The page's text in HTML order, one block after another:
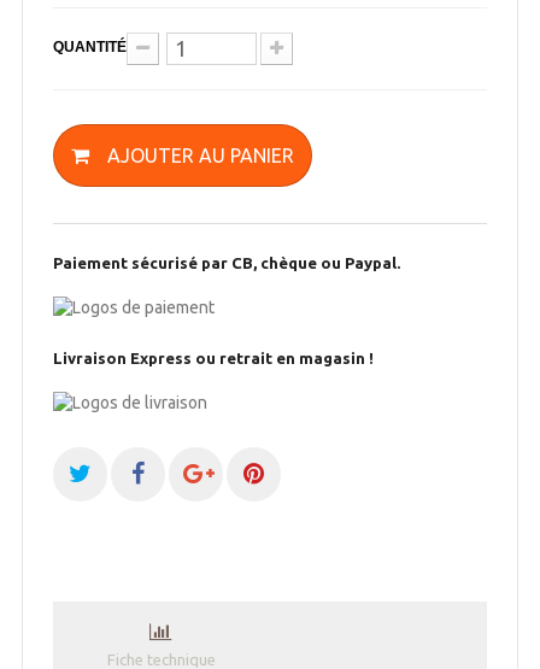
QUANTITÉ
AJOUTER AU PANIER
Paiement sécurisé par CB, chèque ou Paypal.
Livraison Express ou retrait en magasin !
Fiche technique